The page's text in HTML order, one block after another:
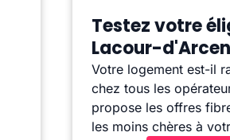
Testez votre
Lacour-
Votre logement est-il
chez tous les
propose les offres
les moins chères à